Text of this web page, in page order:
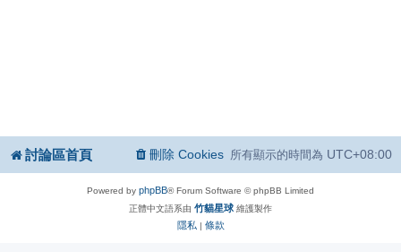
討論區首頁 所有顯示的時間為 UTC+08:00
刪除 Cookies
Powered by phpBB® Forum Software © phpBB Limited
正體中文語系由 竹貓星球 維護製作
隱私 | 條款